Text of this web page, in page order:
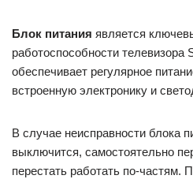
Блок питания является
работоспособности
обеспечивает регулярное
встроенную электронику и
В случае неисправности блока
выключится, самостоятельно
перестать работать по-частям.